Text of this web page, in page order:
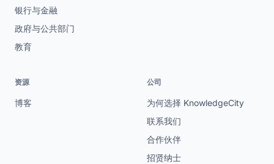
银行与金融
政府与公共部门
教育
资源
博客
公司
为何选择 KnowledgeCity
联系我们
合作伙伴
招贤纳士